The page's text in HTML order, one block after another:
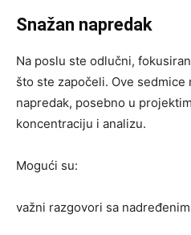
Snažan napredak
Na poslu ste odlučni,
što ste započeli. Ove
napredak, posebno u
koncentraciju i analizu.
Mogući su:
važni razgovori sa